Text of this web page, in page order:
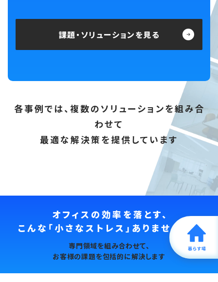
課題・ソリューションを見る
各事例では、複数のソリューションを組み合
わせて
最適な解決策を提供しています
オフィスの効率を落とす、
こんな「小さなストレス」ありませんか？
専門領域を組み合わせて、
お客様の課題を包括的に解決します
課題・ソリューションを見る